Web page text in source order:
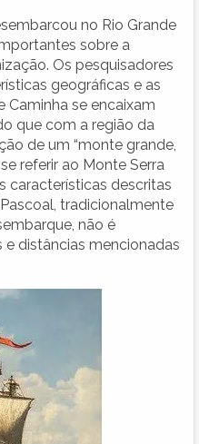
no Rio Grande
sobre a
Os pesquisadores
geográficas e as
Caminha se encaixam
que com a região da
de um “monte grande,
referir ao Monte Serra
características descritas
tradicionalmente
não é
distâncias mencionadas